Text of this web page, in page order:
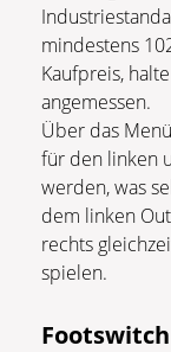
mindestens
Kaufpreis,
angemessen.
Über das
für den linken
werden, was
dem linken
rechts
spielen.